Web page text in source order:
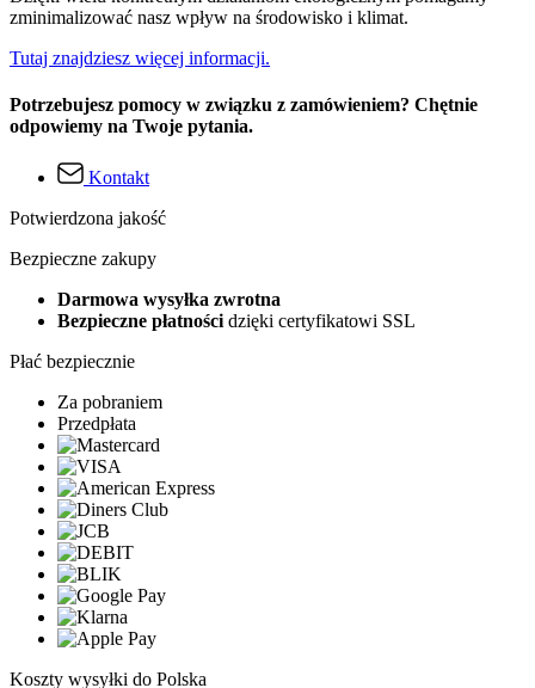
zminimalizować nasz wpływ na środowisko i klimat.
Tutaj znajdziesz więcej informacji.
Potrzebujesz pomocy w związku z zamówieniem? Chętnie
odpowiemy na Twoje pytania.
Kontakt
Potwierdzona jakość
Bezpieczne zakupy
Darmowa wysyłka zwrotna
Bezpieczne płatności dzięki certyfikatowi SSL
Płać bezpiecznie
Za pobraniem
Przedpłata
Koszty wysyłki do Polska